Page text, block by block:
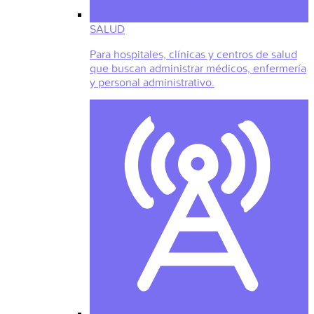
SALUD
Para hospitales, clínicas y centros de salud
que buscan administrar médicos, enfermería
y personal administrativo.